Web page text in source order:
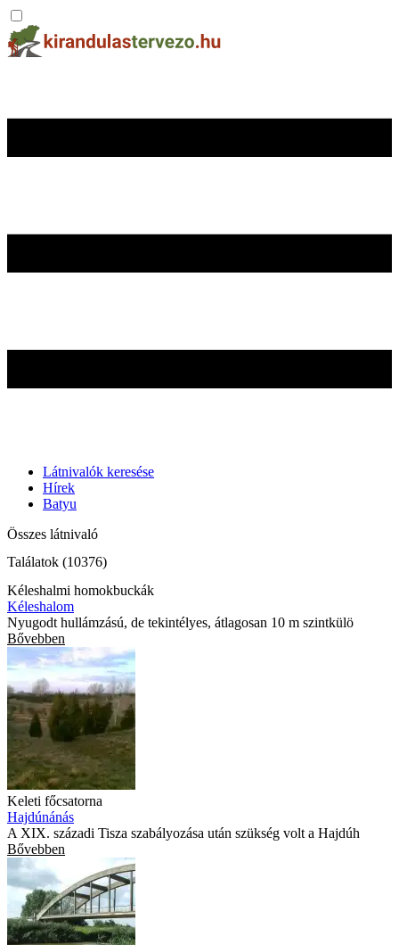
Látnivalók keresése
Hírek
Batyu
Összes látnivaló
Találatok (10376)
Kéleshalmi homokbuckák
Kéleshalom
Nyugodt hullámzású, de tekintélyes, átlagosan 10 m szintkülö
Bővebben
Keleti főcsatorna
Hajdúnánás
A XIX. századi Tisza szabályozása után szükség volt a Hajdúh
Bővebben